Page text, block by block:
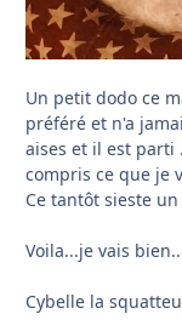
Un petit dodo ce
préféré et n'a
aises et il est parti
compris ce que je
Ce tantôt sieste
Voila...je vais
Cybelle la